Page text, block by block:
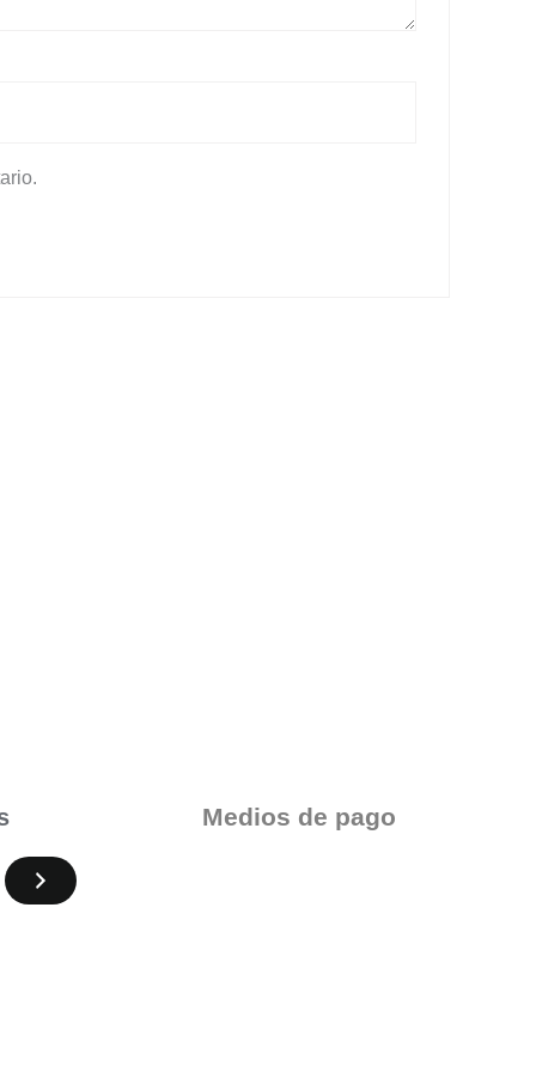
Medios de pago